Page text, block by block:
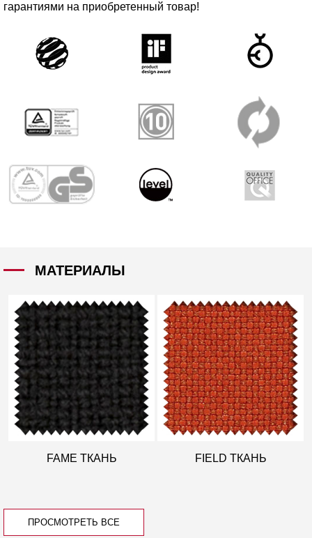
гарантиями на приобретенный товар!
МАТЕРИАЛЫ
FAME ТКАНЬ FIELD ТКАНЬ
ПРОСМОТРЕТЬ ВСЕ